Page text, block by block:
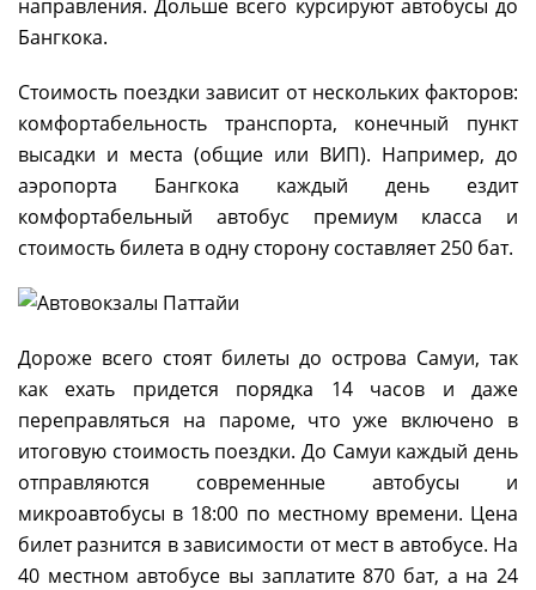
направления. Дольше всего курсируют автобусы до
Бангкока.
Стоимость поездки зависит от нескольких факторов:
комфортабельность транспорта, конечный пункт
высадки и места (общие или ВИП). Например, до
аэропорта Бангкока каждый день ездит
комфортабельный автобус премиум класса и
стоимость билета в одну сторону составляет 250 бат.
Дороже всего стоят билеты до острова Самуи, так
как ехать придется порядка 14 часов и даже
переправляться на пароме, что уже включено в
итоговую стоимость поездки. До Самуи каждый день
отправляются современные автобусы и
микроавтобусы в 18:00 по местному времени. Цена
билет разнится в зависимости от мест в автобусе. На
40 местном автобусе вы заплатите 870 бат, а на 24